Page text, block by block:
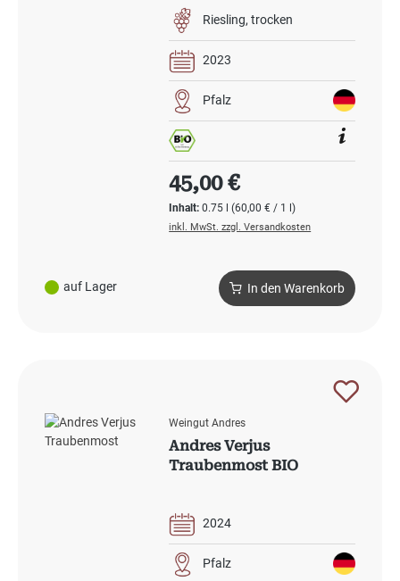
auf Lager
Riesling trocken
2023
Pfalz
Inhalt:0.75 l(60,00 € / 1 l)
Regulärer Preis:
45,00 €
inkl. MwSt. zzgl. Versandkosten
In den Warenkorb
Weingut Andres
Andres Verjus
Traubenmost BIO
2024
Pfalz